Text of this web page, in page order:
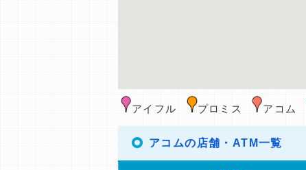
アイフル プロミス アコム
アコムの店舗・ATM一覧